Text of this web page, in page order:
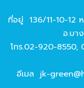
ที่อยู่ 136/11-10-12
อ.บา
โทร.02-920-8550,
อีเมล jk-